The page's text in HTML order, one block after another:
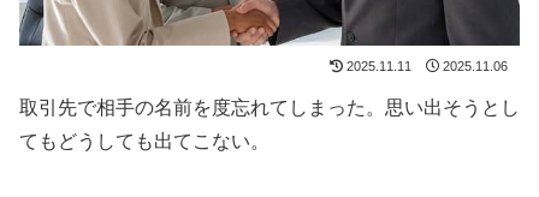
2025.11.11 2025.11.06
取引先で相手の名前を度忘れてしまった。思い出そうとし
てもどうしても出てこない。